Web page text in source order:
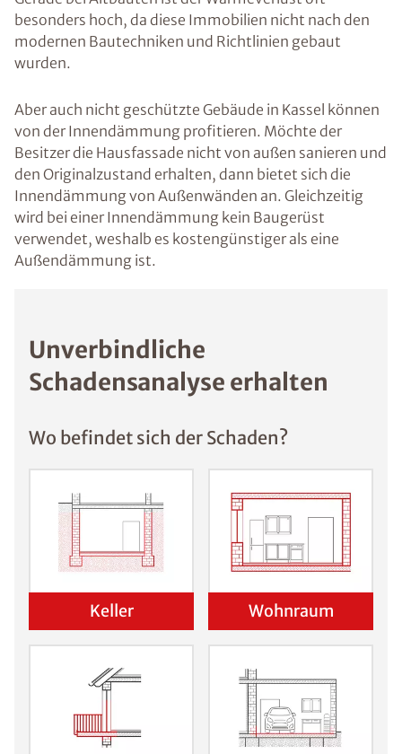
besonders hoch, da diese Immobilien nicht nach den
modernen Bautechniken und Richtlinien gebaut
wurden.
Aber auch nicht geschützte Gebäude in Kassel können
von der Innendämmung profitieren. Möchte der
Besitzer die Hausfassade nicht von außen sanieren und
den Originalzustand erhalten, dann bietet sich die
Innendämmung von Außenwänden an. Gleichzeitig
wird bei einer Innendämmung kein Baugerüst
verwendet, weshalb es kostengünstiger als eine
Außendämmung ist.
Unverbindliche
Schadensanalyse erhalten
Wo befindet sich der Schaden?
Keller Wohnraum